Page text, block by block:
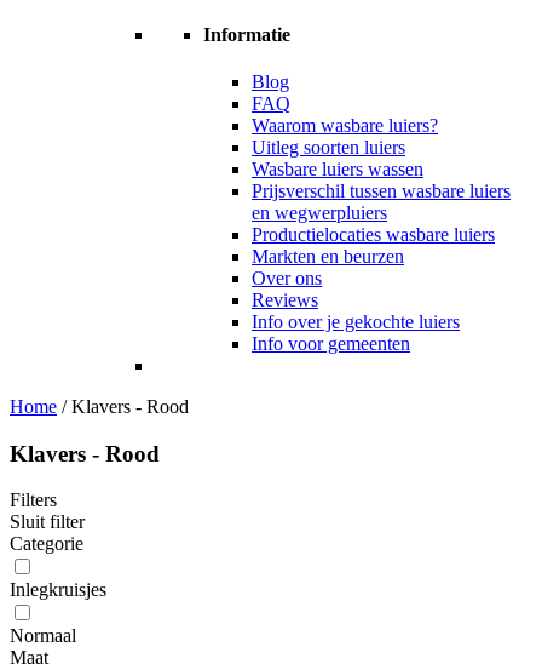
Informatie
Blog
FAQ
Waarom wasbare luiers?
Uitleg soorten luiers
Wasbare luiers wassen
Prijsverschil tussen wasbare luiers
en wegwerpluiers
Productielocaties wasbare luiers
Markten en beurzen
Over ons
Reviews
Info over je gekochte luiers
Info voor gemeenten
Home /Klavers - Rood
Klavers - Rood
Filters
Sluit filter
Categorie
Inlegkruisjes
Normaal
Maat